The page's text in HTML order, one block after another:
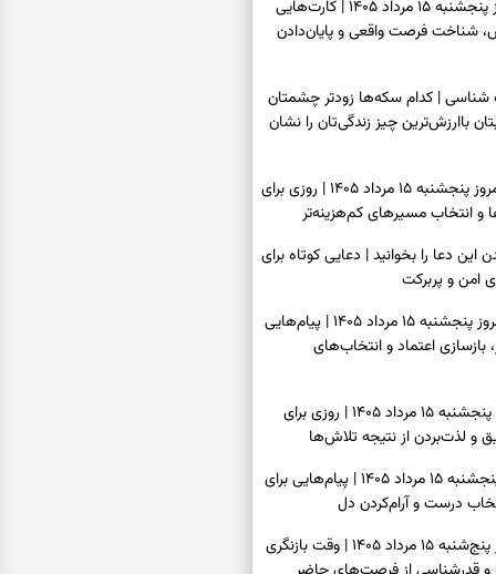
فال تاروت امروز پنجشنبه ۱۵ مرداد ۱۴۰۵ | کارت‌هایی
شناخت فرصت واقعی و پایان‌دادن
| کدام سکه‌ها زودتر چشمتان
باارزش‌ترین چیز زندگی‌تان را نشان
فال سرنوشت امروز پنجشنبه ۱۵ مرداد ۱۴۰۵ | روزی برای
و انتخاب مسیرهای کم‌هزینه‌تر
این دعا را بخوانید | دعایی کوتاه برای
امن و پربرکت
فال فرشتگان امروز پنجشنبه ۱۵ مرداد ۱۴۰۵ | پیام‌هایی
بازسازی اعتماد و انتخاب‌های
فال روزانه امروز پنجشنبه ۱۵ مرداد ۱۴۰۵ | روزی برای
و لذت‌بردن از نتیجه تلاش‌ها
فال انبیا امروز پنجشنبه ۱۵ مرداد ۱۴۰۵ | پیام‌هایی برای
درست و آرام‌کردن دل
فال حافظ امروز پنج‌شنبه ۱۵ مرداد ۱۴۰۵ | وقت بازنگری